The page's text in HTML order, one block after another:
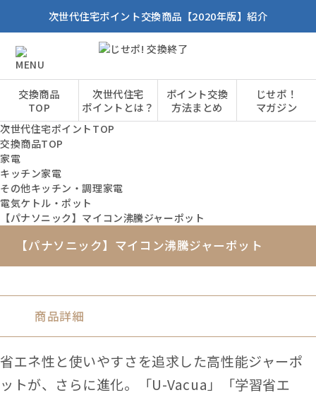
次世代住宅ポイント交換商品【2020年版】紹介
交換商品
TOP
次世代住宅
ポイントとは？
ポイント交換
方法まとめ
じせポ！
マガジン
次世代住宅ポイントTOP
交換商品TOP
家電
キッチン家電
その他キッチン・調理家電
電気ケトル・ポット
【パナソニック】マイコン沸騰ジャーポット
【パナソニック】マイコン沸騰ジャーポット
商品詳細
省エネ性と使いやすさを追求した高性能ジャーポ
ットが、さらに進化。「U-Vacua」「学習省エ